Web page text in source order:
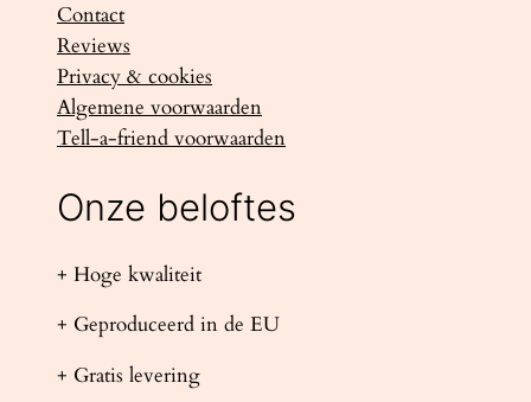
Contact
Reviews
Privacy & cookies
Algemene voorwaarden
Tell-a-friend voorwaarden
Onze beloftes
+ Hoge kwaliteit
+ Geproduceerd in de EU
+ Gratis levering